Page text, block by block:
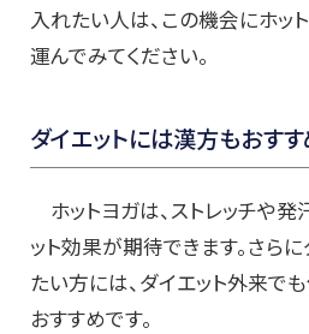
入れたい人は、この機会にホッ
運んでみてください。
ダイエットには漢方もおすす
ホットヨガは、ストレッチや
ット効果が期待できます。さら
たい方には、ダイエット外来で
おすすめです。